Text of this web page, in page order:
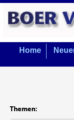
Home
Themen: